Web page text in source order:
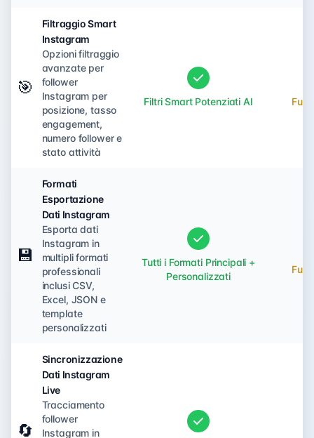
🎯
Filtraggio Smart
Instagram
Opzioni filtraggio
avanzate per
follower
Instagram per
posizione, tasso
engagement,
numero follower e
stato attività
Filtri Smart Potenziati AI
💾
Formati
Esportazione
Dati Instagram
Esporta dati
Instagram in
multipli formati
professionali
inclusi CSV,
Excel, JSON e
template
personalizzati
Tutti i Formati Principali +
Personalizzati
🔄
Sincronizzazione
Dati Instagram
Live
Tracciamento
follower
Instagram in